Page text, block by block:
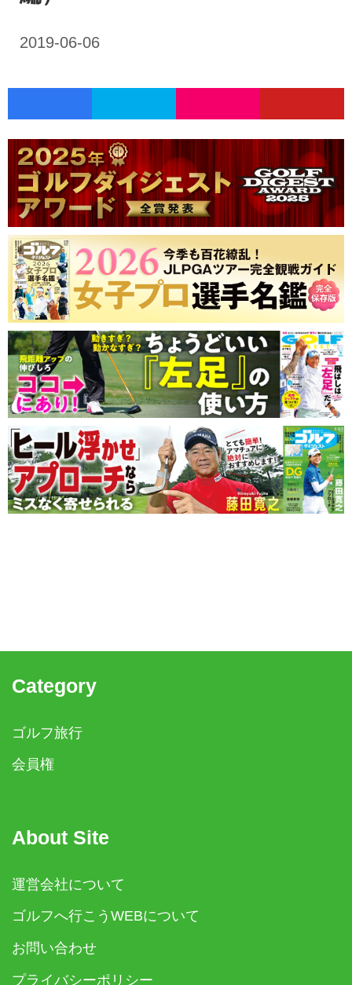
Category
ゴルフ旅行
会員権
About Site
運営会社について
ゴルフへ行こうWEBについて
お問い合わせ
プライバシーポリシー